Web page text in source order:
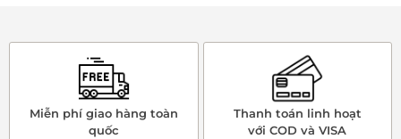
Miễn phí giao hàng toàn
quốc
Thanh toán linh hoạt
với COD và VISA